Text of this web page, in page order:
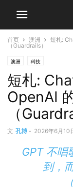
首页 澳洲
短札:
（Guardrails）
澳洲 科技
短札:
OpenAI
（
文 孔博 - 2026年6月10
GPT 不唱
到，